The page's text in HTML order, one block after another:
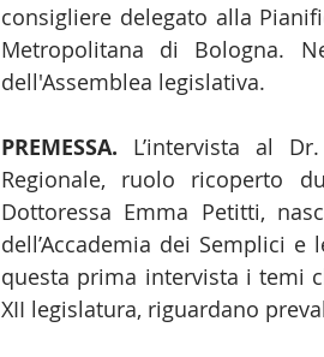
consigliere delegato alla
Metropolitana di Bologna.
dell'Assemblea legislativa.
PREMESSA. L’intervista al
Regionale, ruolo ricoperto
Dottoressa Emma Petitti,
dell’Accademia dei Semplici e
questa prima intervista i temi
XII legislatura, riguardano